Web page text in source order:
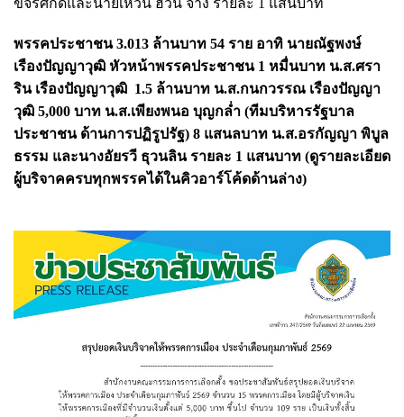
พรรคประชาชน 3.013 ล้านบาท 54 ราย อาทิ นายณัฐพงษ์
เรืองปัญญาวุฒิ หัวหน้าพรรคประชาชน 1 หมื่นบาท น.ส.ศรา
ริน เรืองปัญญาวุฒิ 1.5 ล้านบาท น.ส.กนกวรรณ เรืองปัญญา
วุฒิ 5,000 บาท น.ส.เพียงพนอ บุญกล่ำ (ทีมบริหารรัฐบาล
ประชาชน ด้านการปฏิรูปรัฐ) 8 แสนลบาท น.ส.อรกัญญา พิบูล
ธรรม และนางอัยรวี ธุวนลิน รายละ 1 แสนบาท (ดูรายละเอียด
ผู้บริจาคครบทุกพรรคได้ในคิวอาร์โค้ดด้านล่าง)